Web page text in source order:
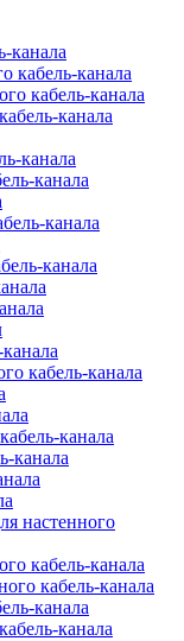
канала
кабель-канала
кабель-канала
канала
канала
канала
канала
канала
кабель-канала
канала
канала
настенного
кабель-канала
кабель-канала
канала
канала